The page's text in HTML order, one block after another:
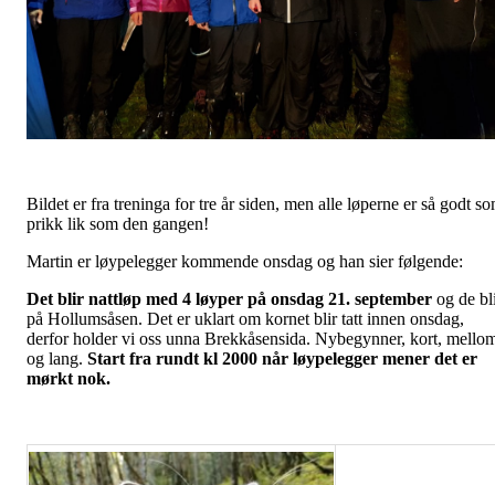
Bildet er fra treninga for tre år siden, men alle løperne er så godt
prikk lik som den gangen!
Martin er løypelegger kommende onsdag og han sier følgende:
Det blir nattløp med 4 løyper på onsdag 21. september og de
på Hollumsåsen. Det er uklart om kornet blir tatt innen onsdag,
derfor holder vi oss unna Brekkåsensida. Nybegynner, kort,
og lang. Start fra rundt kl 2000 når løypelegger mener det er
mørkt nok.